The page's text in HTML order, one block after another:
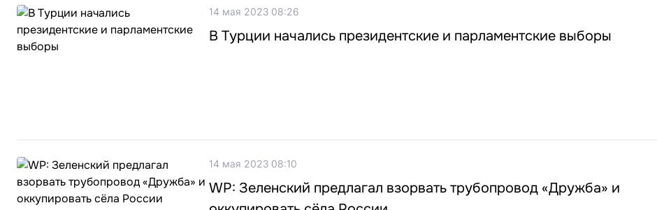
14 мая 2023 08:26
В Турции начались президентские и парламентские выборы
14 мая 2023 08:10
WP: Зеленский предлагал взорвать трубопровод «Дружба» и